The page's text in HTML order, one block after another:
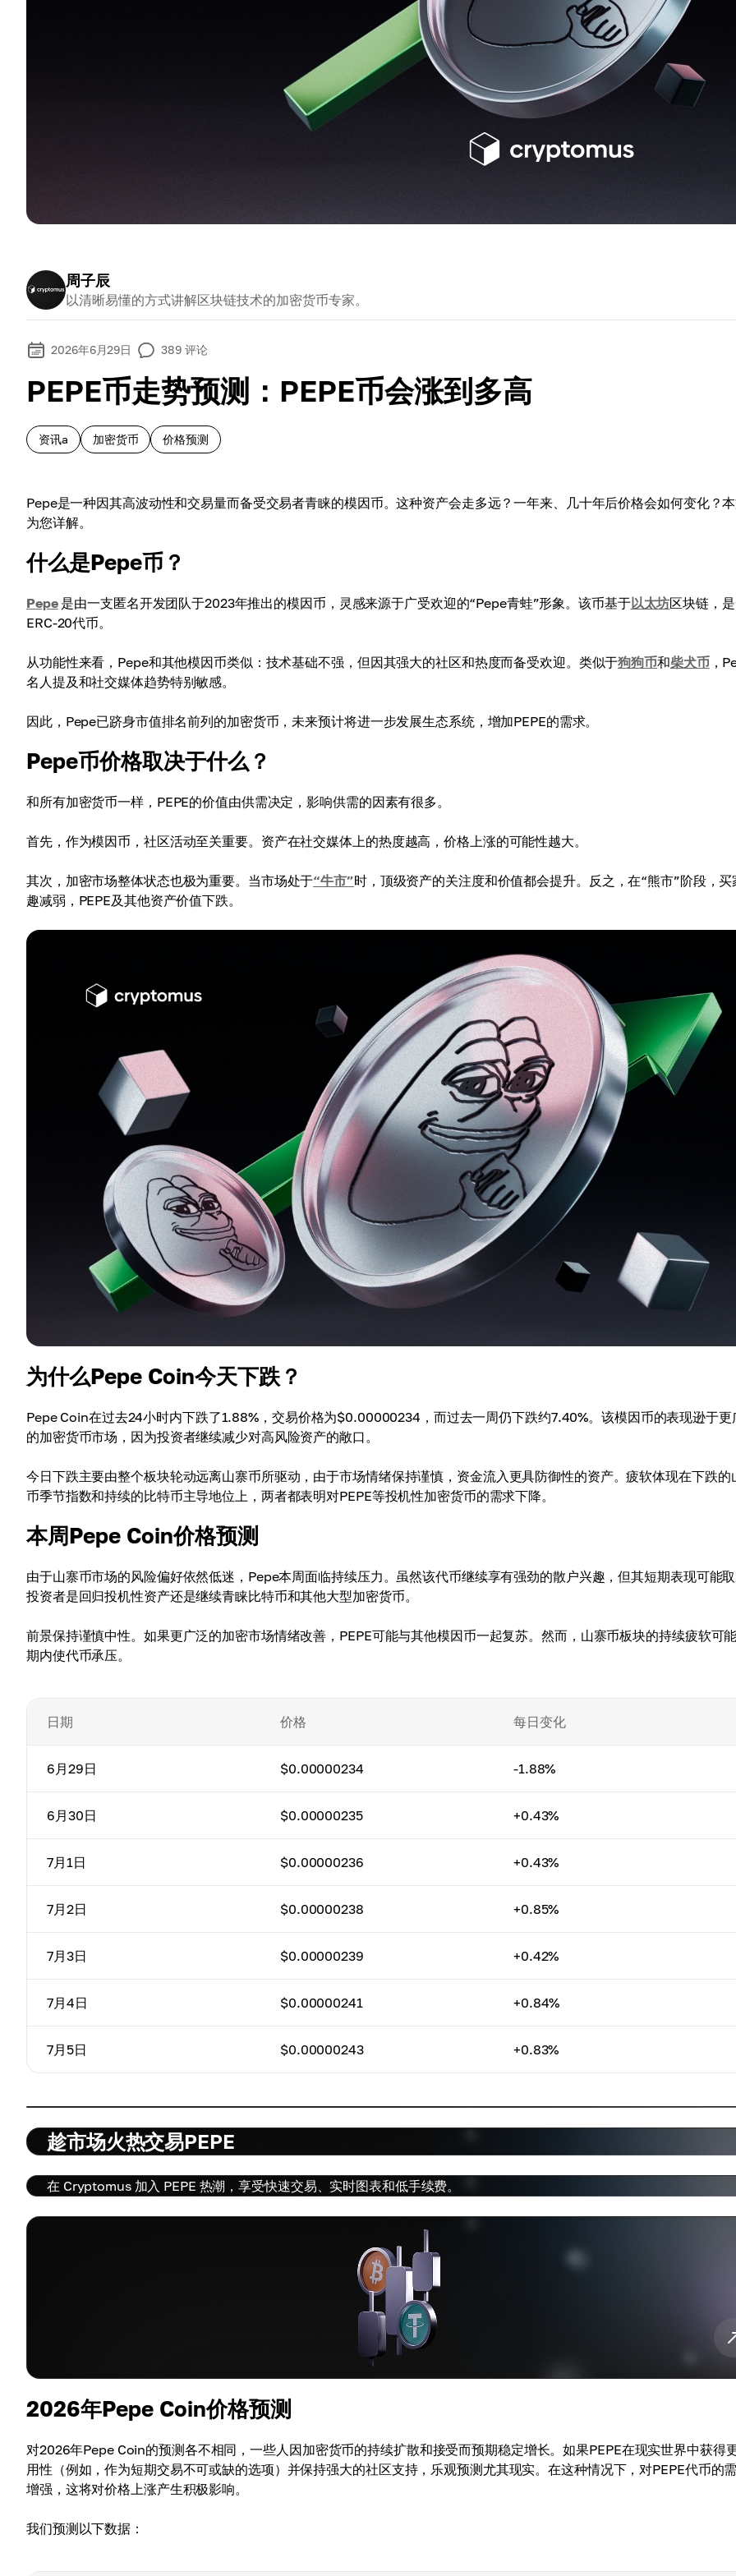
周子辰
以清晰易懂的方式讲解区块链技术的加密货币专家。
2026年6月29日 389 评论
PEPE币走势预测：PEPE币会涨到多高
资讯a 加密货币 价格预测
Pepe是一种因其高波动性和交易量而备受交易者青睐的模因币。这种资产会走多远？一年来、几十年后价格会如何变化？
为您详解。
什么是Pepe币？
Pepe是由一支匿名开发团队于2023年推出的模因币，灵感来源于广受欢迎的“Pepe青蛙”形象。该币基于以太坊区块链，
ERC-20代币。
从功能性来看，Pepe和其他模因币类似：技术基础不强，但因其强大的社区和热度而备受欢迎。类似于狗狗币和柴犬币，
名人提及和社交媒体趋势特别敏感。
因此，Pepe已跻身市值排名前列的加密货币，未来预计将进一步发展生态系统，增加PEPE的需求。
Pepe币价格取决于什么？
和所有加密货币一样，PEPE的价值由供需决定，影响供需的因素有很多。
首先，作为模因币，社区活动至关重要。资产在社交媒体上的热度越高，价格上涨的可能性越大。
其次，加密市场整体状态也极为重要。当市场处于“牛市”时，顶级资产的关注度和价值都会提升。反之，在“熊市”阶段，买
趣减弱，PEPE及其他资产价值下跌。
为什么Pepe Coin今天下跌？
Pepe Coin在过去24小时内下跌了1.88%，交易价格为$0.00000234，而过去一周仍下跌约7.40%。该模因币的表现逊于更
的加密货币市场，因为投资者继续减少对高风险资产的敞口。
今日下跌主要由整个板块轮动远离山寨币所驱动，由于市场情绪保持谨慎，资金流入更具防御性的资产。疲软体现在下跌的
币季节指数和持续的比特币主导地位上，两者都表明对PEPE等投机性加密货币的需求下降。
本周Pepe Coin价格预测
由于山寨币市场的风险偏好依然低迷，Pepe本周面临持续压力。虽然该代币继续享有强劲的散户兴趣，但其短期表现可能
投资者是回归投机性资产还是继续青睐比特币和其他大型加密货币。
前景保持谨慎中性。如果更广泛的加密市场情绪改善，PEPE可能与其他模因币一起复苏。然而，山寨币板块的持续疲软可
期内使代币承压。
日期 价格 每日变化
6月29日 $0.00000234 -1.88%
6月30日 $0.00000235 +0.43%
7月1日 $0.00000236 +0.43%
7月2日 $0.00000238 +0.85%
7月3日 $0.00000239 +0.42%
7月4日 $0.00000241 +0.84%
7月5日 $0.00000243 +0.83%
趁市场火热交易PEPE
在 Cryptomus 加入 PEPE 热潮，享受快速交易、实时图表和低手续费。
2026年Pepe Coin价格预测
对2026年Pepe Coin的预测各不相同，一些人因加密货币的持续扩散和接受而预期稳定增长。如果PEPE在现实世界中获得
用性（例如，作为短期交易不可或缺的选项）并保持强大的社区支持，乐观预测尤其现实。在这种情况下，对PEPE代币的
增强，这将对价格上涨产生积极影响。
我们预测以下数据：